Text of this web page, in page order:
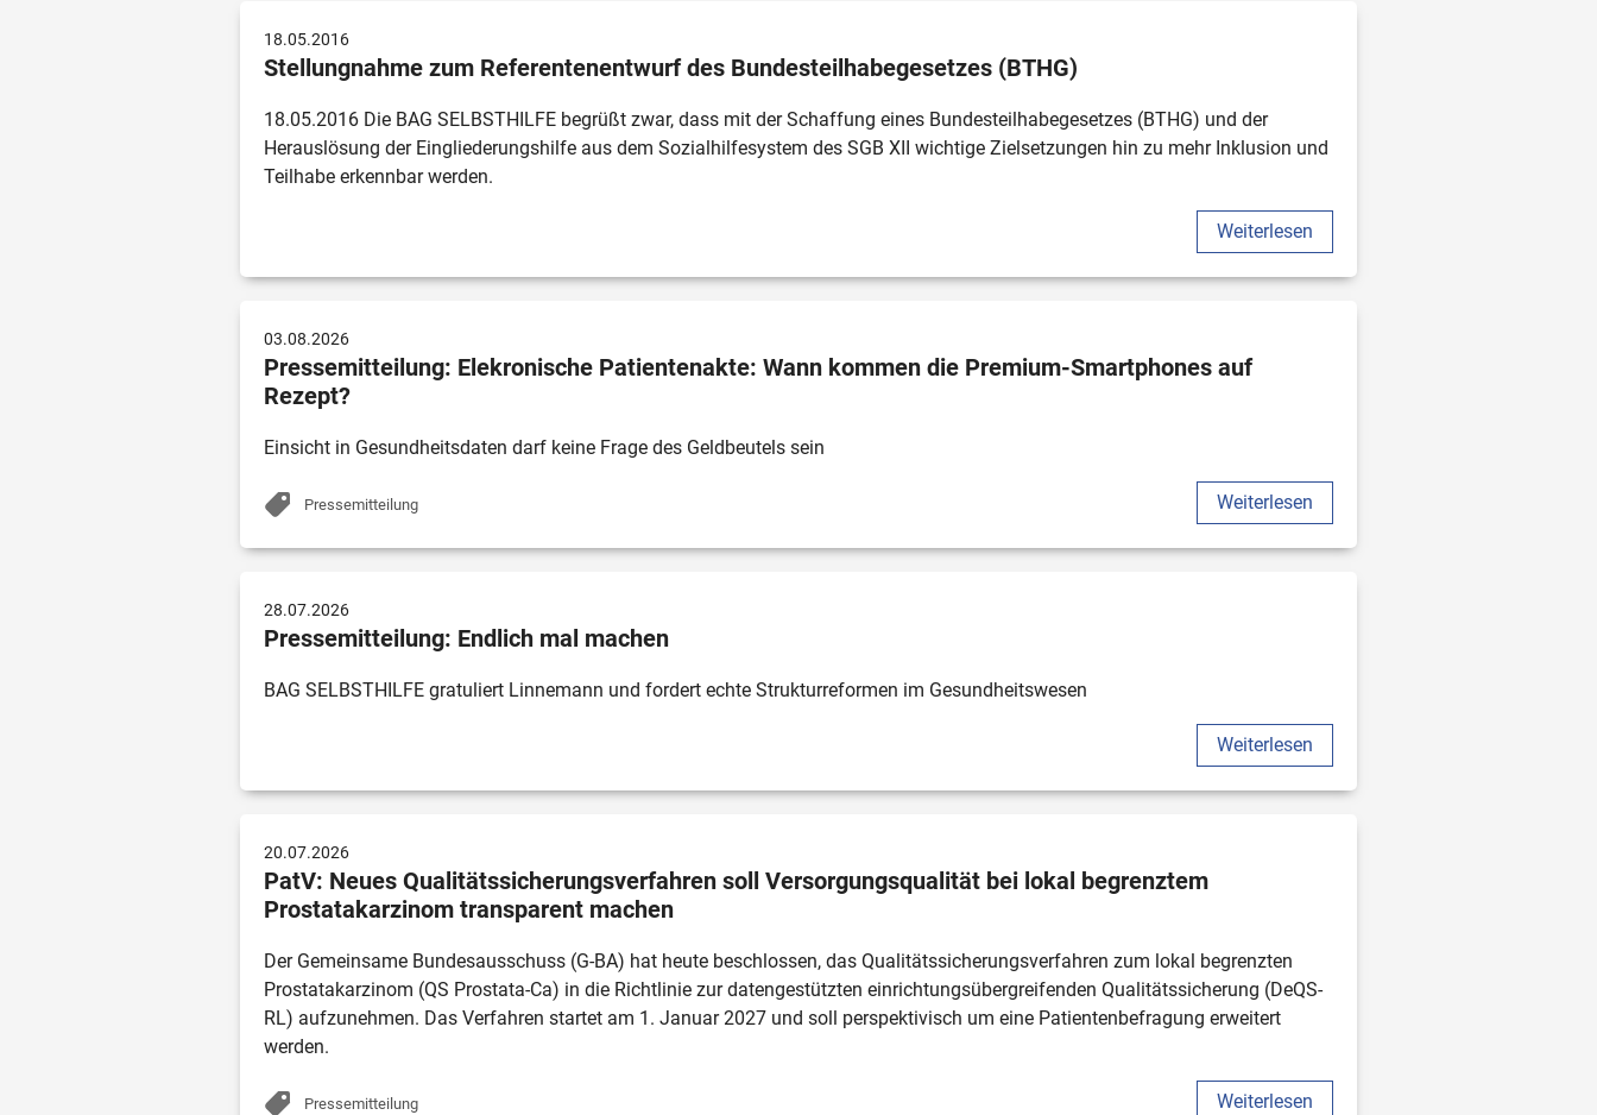
18.05.2016
Stellungnahme zum Referentenentwurf des Bundesteilhabegesetzes (BTHG)
18.05.2016 Die BAG SELBSTHILFE begrüßt zwar, dass mit der Schaffung eines Bundesteilhabegesetzes (BTHG) und der
Herauslösung der Eingliederungshilfe aus dem Sozialhilfesystem des SGB XII wichtige Zielsetzungen hin zu mehr Inklusion und
Teilhabe erkennbar werden.
Weiterlesen
03.08.2026
Pressemitteilung: Elekronische Patientenakte: Wann kommen die Premium-Smartphones auf
Rezept?
Einsicht in Gesundheitsdaten darf keine Frage des Geldbeutels sein
Pressemitteilung Weiterlesen
28.07.2026
Pressemitteilung: Endlich mal machen
BAG SELBSTHILFE gratuliert Linnemann und fordert echte Strukturreformen im Gesundheitswesen
Weiterlesen
20.07.2026
PatV: Neues Qualitätssicherungsverfahren soll Versorgungsqualität bei lokal begrenztem
Prostatakarzinom transparent machen
Der Gemeinsame Bundesausschuss (G-BA) hat heute beschlossen, das Qualitätssicherungsverfahren zum lokal begrenzten
Prostatakarzinom (QS Prostata-Ca) in die Richtlinie zur datengestützten einrichtungsübergreifenden Qualitätssicherung (DeQS-
RL) aufzunehmen. Das Verfahren startet am 1. Januar 2027 und soll perspektivisch um eine Patientenbefragung erweitert
werden.
Pressemitteilung Weiterlesen